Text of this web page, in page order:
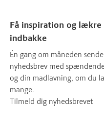
Få inspiration og
indbakke
Én gang om måneden
nyhedsbrev med
og din madlavning, om du
mange.
Tilmeld dig nyhedsbrevet